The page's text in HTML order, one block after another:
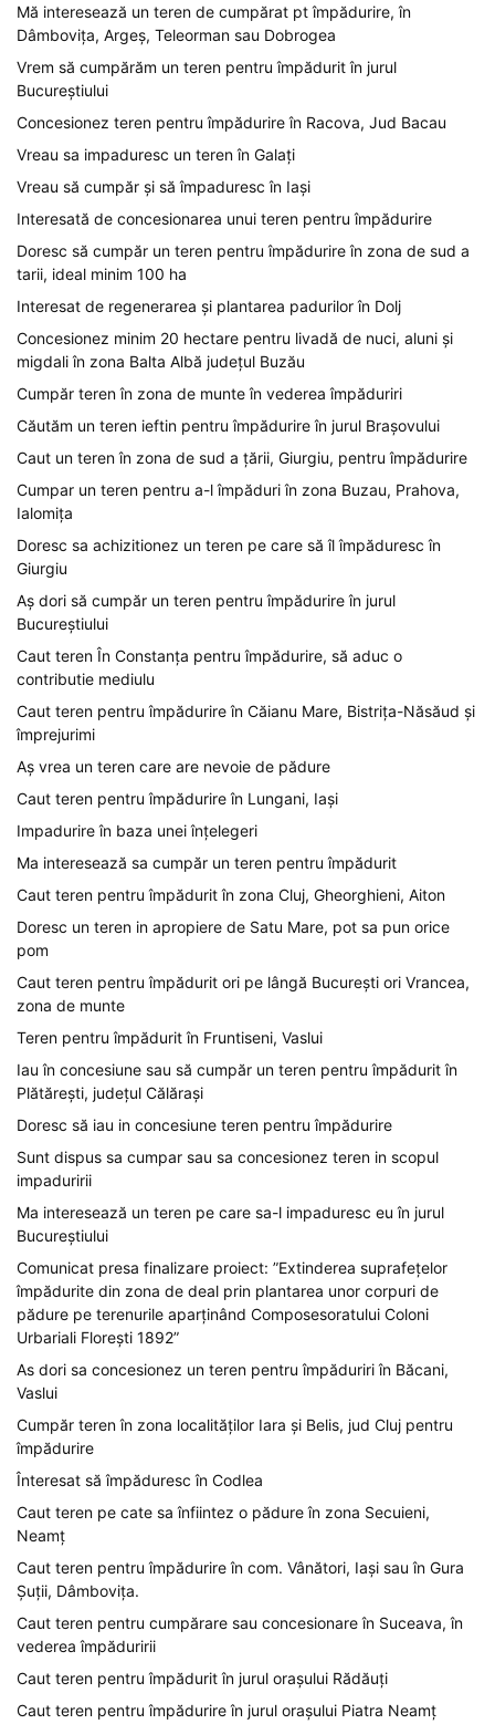
Mă interesează un teren de cumpărat pt împădurire, în
Dâmbovița, Argeș, Teleorman sau Dobrogea
Vrem să cumpărăm un teren pentru împădurit în jurul
Bucureștiului
Concesionez teren pentru împădurire în Racova, Jud Bacau
Vreau sa impaduresc un teren în Galați
Vreau să cumpăr și să împaduresc în Iași
Interesată de concesionarea unui teren pentru împădurire
Doresc să cumpăr un teren pentru împădurire în zona de sud a
tarii, ideal minim 100 ha
Interesat de regenerarea și plantarea padurilor în Dolj
Concesionez minim 20 hectare pentru livadă de nuci, aluni și
migdali în zona Balta Albă județul Buzău
Cumpăr teren în zona de munte în vederea împăduriri
Căutăm un teren ieftin pentru împădurire în jurul Brașovului
Caut un teren în zona de sud a țării, Giurgiu, pentru împădurire
Cumpar un teren pentru a-l împăduri în zona Buzau, Prahova,
Ialomița
Doresc sa achizitionez un teren pe care să îl împăduresc în
Giurgiu
Aș dori să cumpăr un teren pentru împădurire în jurul
Bucureștiului
Caut teren În Constanța pentru împădurire, să aduc o
contributie mediulu
Caut teren pentru împădurire în Căianu Mare, Bistrița-Năsăud și
împrejurimi
Aș vrea un teren care are nevoie de pădure
Caut teren pentru împădurire în Lungani, Iași
Impadurire în baza unei înțelegeri
Ma interesează sa cumpăr un teren pentru împădurit
Caut teren pentru împădurit în zona Cluj, Gheorghieni, Aiton
Doresc un teren in apropiere de Satu Mare, pot sa pun orice
pom
Caut teren pentru împădurit ori pe lângă București ori Vrancea,
zona de munte
Teren pentru împădurit în Fruntiseni, Vaslui
Iau în concesiune sau să cumpăr un teren pentru împădurit în
Plătărești, județul Călărași
Doresc să iau in concesiune teren pentru împădurire
Sunt dispus sa cumpar sau sa concesionez teren in scopul
impaduririi
Ma interesează un teren pe care sa-l impaduresc eu în jurul
Bucureștiului
Comunicat presa finalizare proiect: ”Extinderea suprafețelor
împădurite din zona de deal prin plantarea unor corpuri de
pădure pe terenurile aparținând Composesoratului Coloni
Urbariali Florești 1892”
As dori sa concesionez un teren pentru împăduriri în Băcani,
Vaslui
Cumpăr teren în zona localităților Iara și Belis, jud Cluj pentru
împădurire
Înteresat să împăduresc în Codlea
Caut teren pe cate sa înfiintez o pădure în zona Secuieni,
Neamț
Caut teren pentru împădurire în com. Vânători, Iași sau în Gura
Șuții, Dâmbovița.
Caut teren pentru cumpărare sau concesionare în Suceava, în
vederea împăduririi
Caut teren pentru împădurit în jurul orașului Rădăuți
Caut teren pentru împădurire în jurul orașului Piatra Neamț